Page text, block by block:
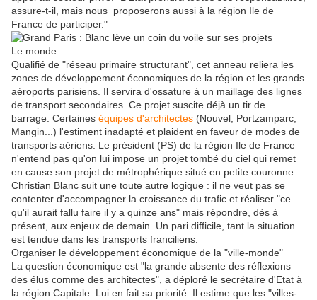
assure-t-il, mais nous proposerons aussi à la région Ile de
France de participer."
Le monde
Qualifié de "réseau primaire structurant", cet anneau reliera les
zones de développement économiques de la région et les grands
aéroports parisiens. Il servira d'ossature à un maillage des lignes
de transport secondaires. Ce projet suscite déjà un tir de
barrage. Certaines équipes d'architectes (Nouvel, Portzamparc,
Mangin...) l'estiment inadapté et plaident en faveur de modes de
transports aériens. Le président (PS) de la région Ile de France
n'entend pas qu'on lui impose un projet tombé du ciel qui remet
en cause son projet de métrophérique situé en petite couronne.
Christian Blanc suit une toute autre logique : il ne veut pas se
contenter d'accompagner la croissance du trafic et réaliser "ce
qu'il aurait fallu faire il y a quinze ans" mais répondre, dès à
présent, aux enjeux de demain. Un pari difficile, tant la situation
est tendue dans les transports franciliens.
Organiser le développement économique de la "ville-monde"
La question économique est "la grande absente des réflexions
des élus comme des architectes", a déploré le secrétaire d'Etat à
la région Capitale. Lui en fait sa priorité. Il estime que les "villes-